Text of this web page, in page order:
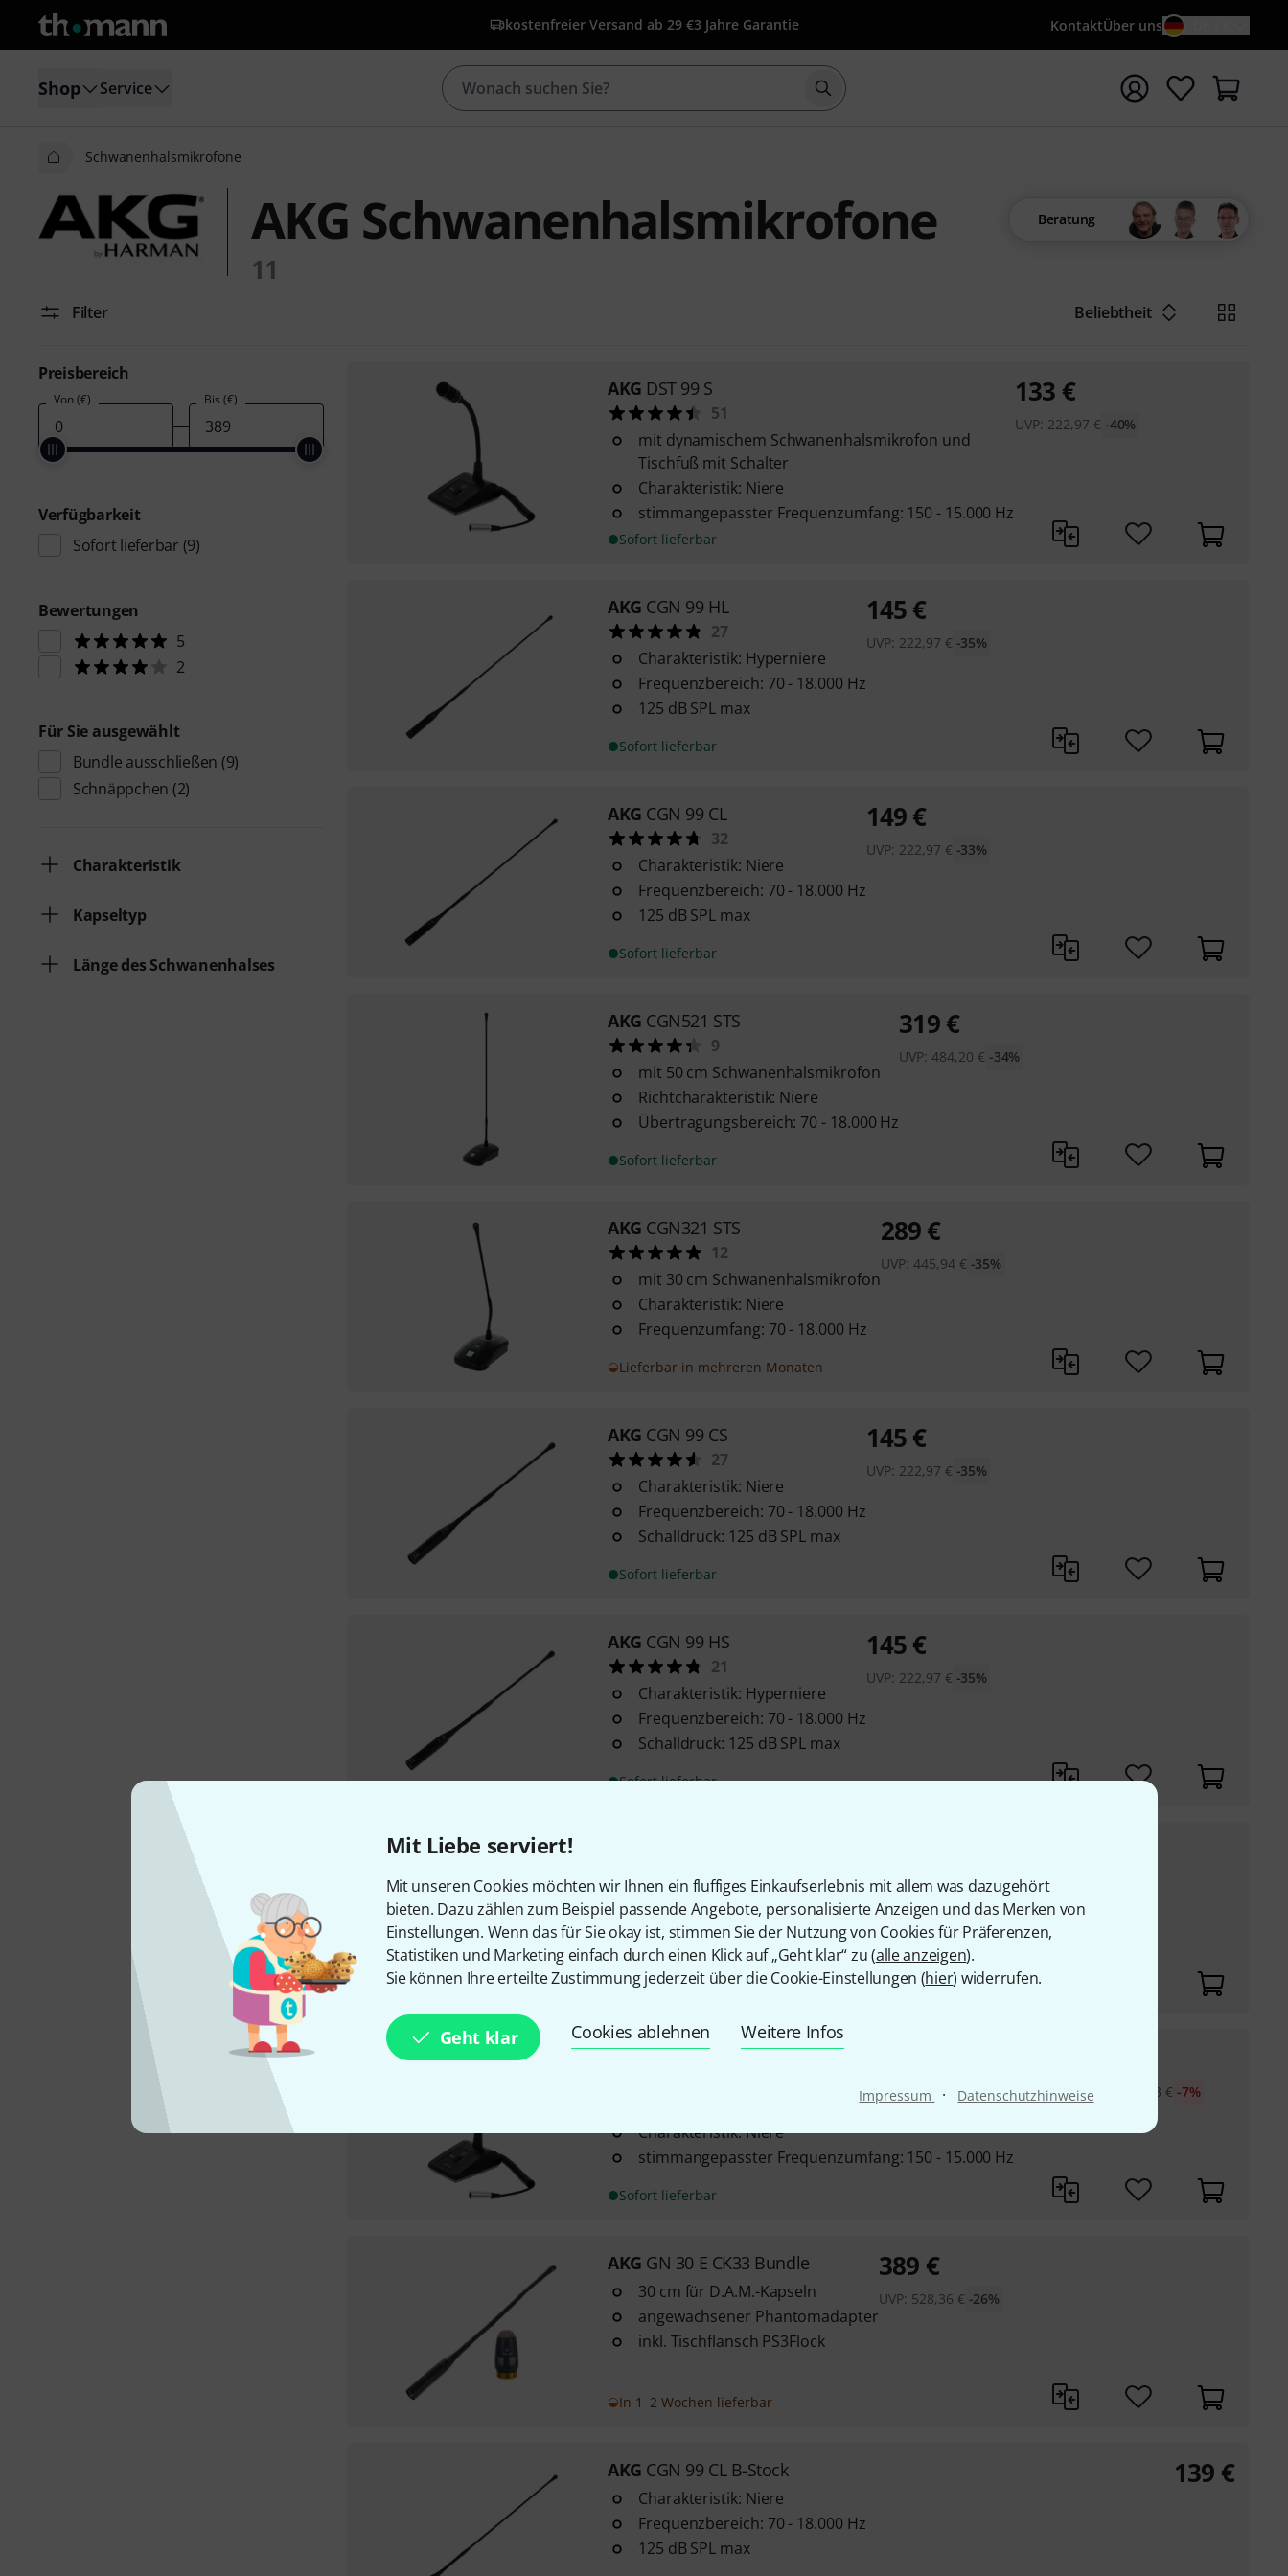
Mit Liebe serviert!
Mit unseren Cookies möchten wir Ihnen ein fluffiges Einkaufserlebnis mit allem was dazugehört
bieten. Dazu zählen zum Beispiel passende Angebote, personalisierte Anzeigen und das Merken von
Einstellungen. Wenn das für Sie okay ist, stimmen Sie der Nutzung von Cookies für Präferenzen,
Statistiken und Marketing einfach durch einen Klick auf „Geht klar“ zu (alle anzeigen).
Sie können Ihre erteilte Zustimmung jederzeit über die Cookie-Einstellungen (hier) widerrufen.
Geht klar Cookies ablehnen Weitere Infos
Impressum · Datenschutzhinweise
kostenfreier Versand ab 29 €3 Jahre Garantie KontaktÜber uns
Shop Service Suche mit Suchwort {searchTerm} starten
Schwanenhalsmikrofone
AKG Schwanenhalsmikrofone
11
Beratung
Filter Beliebtheit
Preisbereich
Von (€) Bis (€)
Verfügbarkeit
Sofort lieferbar (9)
Bewertungen
5
2
Für Sie ausgewählt
Bundle ausschließen (9)
Schnäppchen (2)
Charakteristik
Kapseltyp
Länge des Schwanenhalses
AKG DST 99 S
51
mit dynamischem Schwanenhalsmikrofon und
Tischfuß mit Schalter
Charakteristik: Niere
stimmangepasster Frequenzumfang: 150 - 15.000 Hz
Sofort lieferbar
133 €
UVP: 222,97 € -40%
AKG CGN 99 HL
27
Charakteristik: Hyperniere
Frequenzbereich: 70 - 18.000 Hz
125 dB SPL max
Sofort lieferbar
145€
UVP: 222,97 € -35%
AKG CGN 99 CL
32
Charakteristik: Niere
Frequenzbereich: 70 - 18.000 Hz
125 dB SPL max
Sofort lieferbar
149€
UVP: 222,97 € -33%
AKG CGN521 STS
9
mit 50 cm Schwanenhalsmikrofon
Richtcharakteristik: Niere
Übertragungsbereich: 70 - 18.000 Hz
Sofort lieferbar
319 €
UVP:484,20 € -34%
AKG CGN321 STS
12
mit 30 cm Schwanenhalsmikrofon
Charakteristik: Niere
Frequenzumfang: 70 - 18.000 Hz
Lieferbar in mehreren Monaten
289€
UVP: 445,94 € -35%
AKG CGN 99 CS
27
Charakteristik: Niere
Frequenzbereich: 70 - 18.000 Hz
Schalldruck: 125 dB SPL max
Sofort lieferbar
145€
UVP: 222,97 € -35%
AKG CGN 99 HS
21
Charakteristik: Hyperniere
Frequenzbereich: 70 - 18.000 Hz
Schalldruck: 125 dB SPL max
Sofort lieferbar
145€
UVP: 222,97 € -35%
30 cm für D.A.M.-Kapseln
angewachsener Phantomadapter
inkl. Tischflansch PS3Flock
Sofort lieferbar
UVP:423,64 € -30%
AKGDST 99 S B-Stock
Charakteristik: Niere
stimmangepasster Frequenzumfang: 150 - 15.000 Hz
Sofort lieferbar
30-Tage-Bestpreis 123 € -7%
AKG GN 30 E CK33 Bundle
30 cm für D.A.M.-Kapseln
angewachsener Phantomadapter
inkl. Tischflansch PS3Flock
In 1–2 Wochen lieferbar
389 €
UVP: 528,36 € -26%
AKG CGN 99 CL B-Stock
Charakteristik: Niere
Frequenzbereich: 70 - 18.000 Hz
125 dB SPL max
139 €